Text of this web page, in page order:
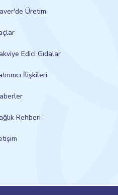
Üretim
Edici Gıdalar
İlişkileri
Rehberi